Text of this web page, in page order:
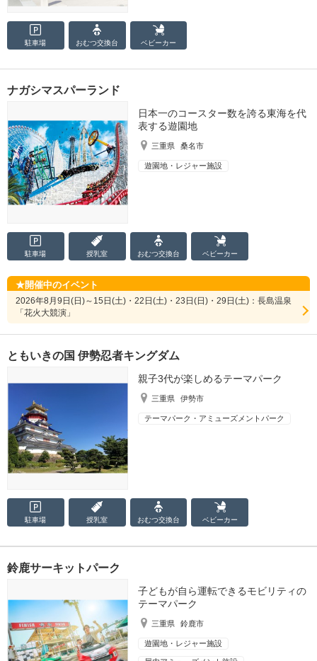
駐車場 おむつ交換台 ベビーカー
ナガシマスパーランド
日本一のコースター数を誇る東海を代
表する遊園地
三重県 桑名市
遊園地・レジャー施設
駐車場 授乳室 おむつ交換台 ベビーカー
開催中のイベント
2026年8月9日(日)～15日(土)・22日(土)・23日(日)・29日(土)：長島温泉
「花火大競演」
ともいきの国 伊勢忍者キングダム
親子3代が楽しめるテーマパーク
三重県 伊勢市
テーマパーク・アミューズメントパーク
駐車場 授乳室 おむつ交換台 ベビーカー
鈴鹿サーキットパーク
子どもが自ら運転できるモビリティの
テーマパーク
三重県 鈴鹿市
遊園地・レジャー施設